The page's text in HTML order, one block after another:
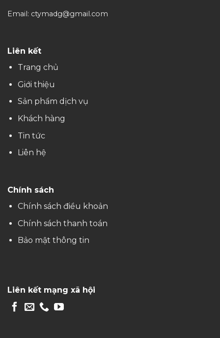
Email: ctymadg@gmail.com
Liên kết
Trang chủ
Giới thiệu
Sản phẩm dịch vụ
Khách hàng
Tin tức
Liên hệ
Chính sách
Chính sách điều khoản
Chính sách thanh toán
Bảo mật thông tin
Liên kết mạng xã hội